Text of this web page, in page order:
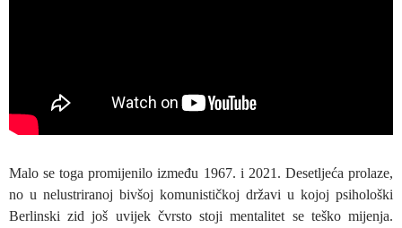
Malo se toga promijenilo između 1967. i 2021. Desetljeća prolaze,
no u nelustriranoj bivšoj komunističkoj državi u kojoj psihološki
Berlinski zid još uvijek čvrsto stoji mentalitet se teško mijenja.